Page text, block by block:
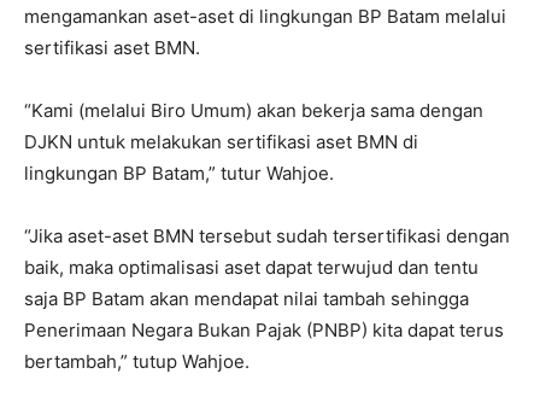
mengamankan aset-aset di lingkungan BP Batam melalui
sertifikasi aset BMN.
“Kami (melalui Biro Umum) akan bekerja sama dengan
DJKN untuk melakukan sertifikasi aset BMN di
lingkungan BP Batam,” tutur Wahjoe.
“Jika aset-aset BMN tersebut sudah tersertifikasi dengan
baik, maka optimalisasi aset dapat terwujud dan tentu
saja BP Batam akan mendapat nilai tambah sehingga
Penerimaan Negara Bukan Pajak (PNBP) kita dapat terus
bertambah,” tutup Wahjoe.